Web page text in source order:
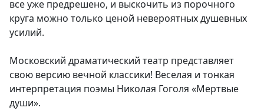
все уже предрешено, и выскочить из порочного
круга можно только ценой невероятных душевных
усилий.
Московский драматический театр представляет
свою версию вечной классики! Веселая и тонкая
интерпретация поэмы Николая Гоголя «Мертвые
души».